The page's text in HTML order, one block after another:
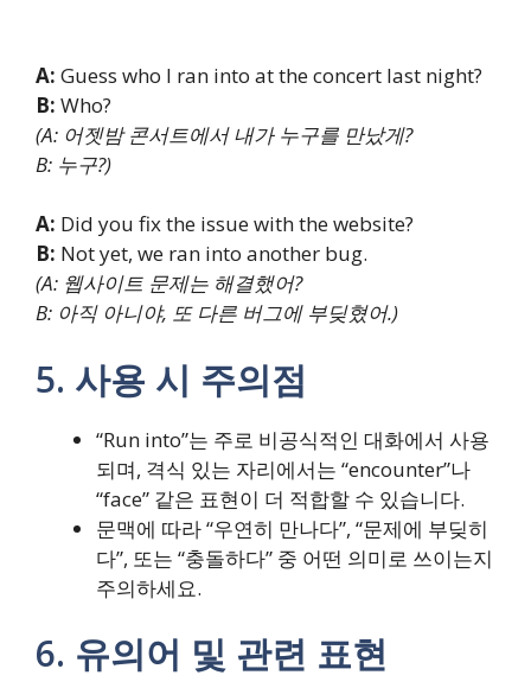
A: Guess who I ran into at the concert last night?
B: Who?
(A: 어젯밤 콘서트에서 내가 누구를 만났게?
B: 누구?)
A: Did you fix the issue with the website?
B: Not yet, we ran into another bug.
(A: 웹사이트 문제는 해결했어?
B: 아직 아니야, 또 다른 버그에 부딪혔어.)
5. 사용 시 주의점
“Run into”는 주로 비공식적인 대화에서 사용
되며, 격식 있는 자리에서는 “encounter”나
“face” 같은 표현이 더 적합할 수 있습니다.
문맥에 따라 “우연히 만나다”, “문제에 부딪히
다”, 또는 “충돌하다” 중 어떤 의미로 쓰이는지
주의하세요.
6. 유의어 및 관련 표현